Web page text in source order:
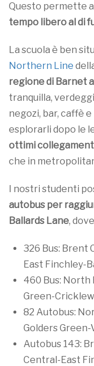
Questo permette
tempo libero al di
La scuola è ben
Northern Line
regione di Barnet
tranquilla,
negozi, bar, caffè
esplorarli dopo le
ottimi
che in
I nostri studenti
autobus per
Ballards Lane,
326 Bus: Brent
East Finchley-
460 Bus: North
Green-
82 Autobus:
Golders
Autobus 143:
Central-East